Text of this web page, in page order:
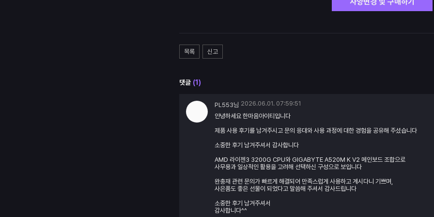
목록 신고
댓글 (1 )
PL553님 2026.06.01. 07:59:51
안녕하세요 한마음아이티입니다
제품 사용 후기를 남겨주시고 문의 응대와 사용 과정에 대한 경험을 공유해 주셨습니다
소중한 후기 남겨주셔서 감사합니다
AMD 라이젠3 3200G CPU와 GIGABYTE A520M K V2 메인보드 조합으로
사무용과 일상적인 활용을 고려해 선택하신 구성으로 보입니다
완충재 관련 문의가 빠르게 해결되어 만족스럽게 사용하고 계시다니 기쁘며,
사은품도 좋은 선물이 되었다고 말씀해 주셔서 감사드립니다
소중한 후기 남겨주셔서
감사합니다^^